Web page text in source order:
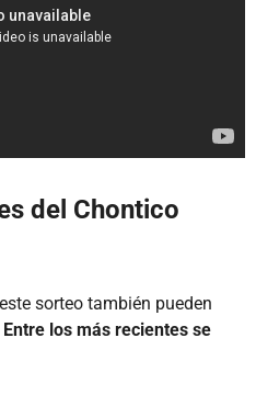
del Chontico
sorteo también pueden
Entre los más recientes se